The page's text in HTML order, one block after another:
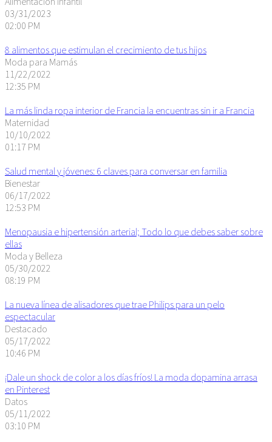
03/31/2023
02:00 PM
8 alimentos que estimulan el crecimiento de tus hijos
Moda para Mamás
11/22/2022
12:35 PM
La más linda ropa interior de Francia la encuentras sin ir a Francia
Maternidad
10/10/2022
01:17 PM
Salud mental y jóvenes: 6 claves para conversar en familia
Bienestar
06/17/2022
12:53 PM
Menopausia e hipertensión arterial; Todo lo que debes saber sobre
ellas
Moda y Belleza
05/30/2022
08:19 PM
La nueva línea de alisadores que trae Philips para un pelo
espectacular
Destacado
05/17/2022
10:46 PM
¡Dale un shock de color a los días fríos! La moda dopamina arrasa
en Pinterest
Datos
05/11/2022
03:10 PM